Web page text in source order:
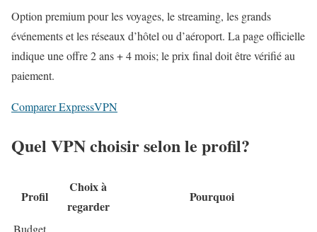
Option premium pour les voyages, le streaming, les grands
événements et les réseaux d’hôtel ou d’aéroport. La page officielle
indique une offre 2 ans + 4 mois; le prix final doit être vérifié au
paiement.
Comparer ExpressVPN
Quel VPN choisir selon le profil?
Profil
Choix à
regarder
Pourquoi
Budget